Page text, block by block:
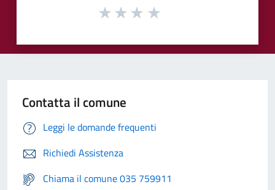
Contatta il comune
Leggi le domande frequenti
Richiedi Assistenza
Chiama il comune 035 759911